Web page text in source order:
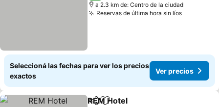
a 2.3 km de: Centro de la ciudad
Reservas de última hora sin líos
Seleccioná las fechas para ver los precios
exactos
Ver precios
Compartir
REM Hotel